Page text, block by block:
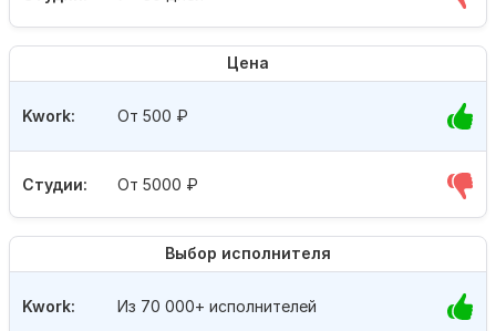
Цена
Студии: От 5000 ₽
Kwork: От 500 ₽
Выбор исполнителя
Kwork: Из 70 000+ исполнителей